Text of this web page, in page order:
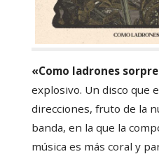
«Como ladrones
explosivo. Un disco que
direcciones, fruto de la
banda, en la que la
música es más coral y